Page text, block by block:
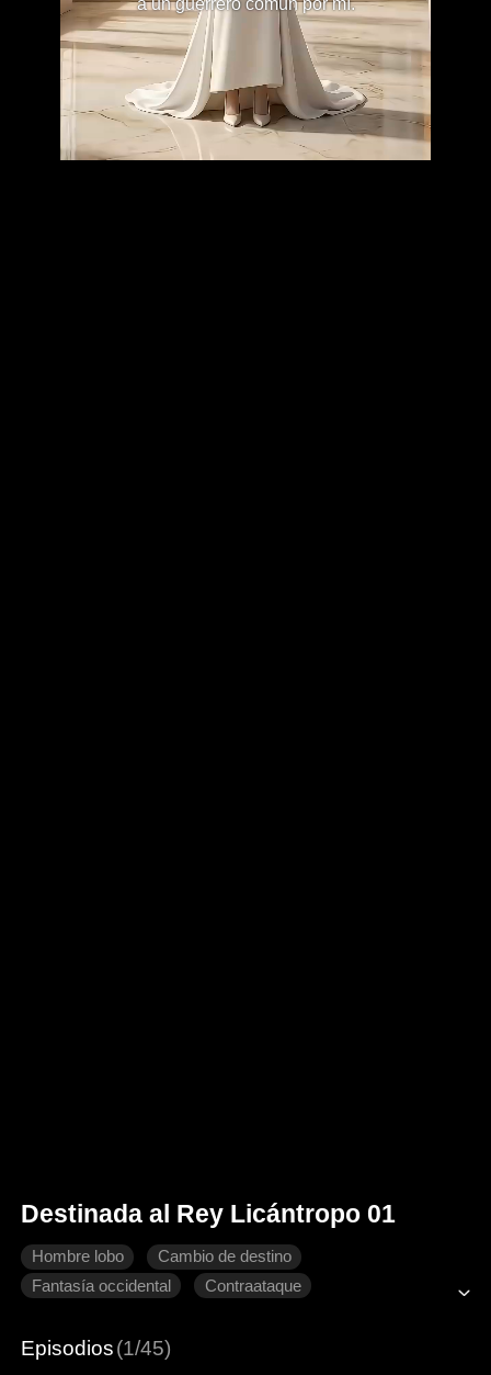
a un guerrero común por mí.
Destinada al Rey Licántropo 01
Hombre lobo
Cambio de destino
Fantasía occidental
Contraataque
Episodios(1/45)